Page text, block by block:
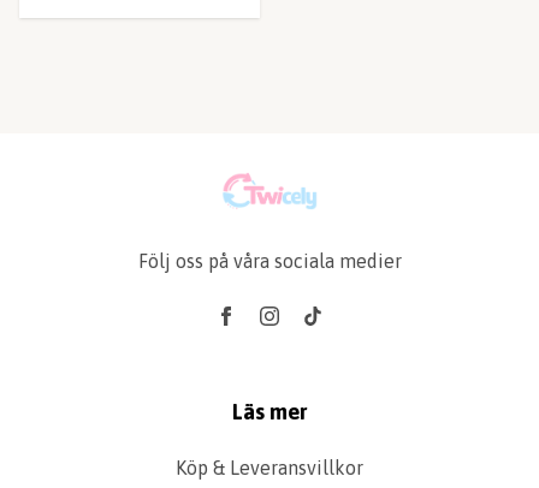
Följ oss på våra sociala medier
Läs mer
Köp & Leveransvillkor